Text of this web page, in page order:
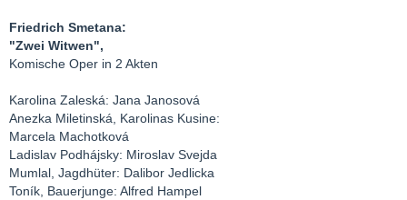
Friedrich Smetana:
"Zwei Witwen",
Komische Oper in 2 Akten
Karolina Zaleská: Jana Janosová
Anezka Miletinská, Karolinas Kusine:
Marcela Machotková
Ladislav Podhájsky: Miroslav Svejda
Mumlal, Jagdhüter: Dalibor Jedlicka
Toník, Bauerjunge: Alfred Hampel